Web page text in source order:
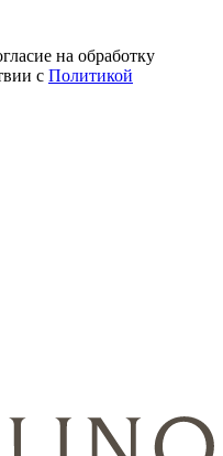
на обработку
с Политикой